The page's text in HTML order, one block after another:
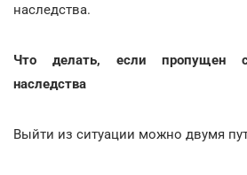
наследства.
Что делать, если пропущен
наследства
Выйти из ситуации можно двумя